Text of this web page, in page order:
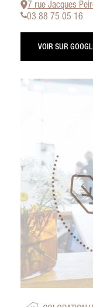
7 rue Jacques
03 88 75 05 16
VOIR SUR